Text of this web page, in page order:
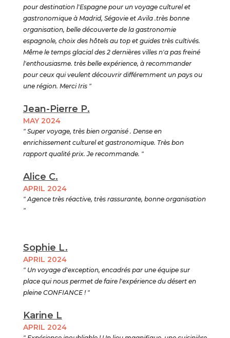
pour destination l'Espagne pour un voyage culturel et
gastronomique à Madrid, Ségovie et Avila .très bonne
organisation, belle découverte de la gastronomie
espagnole, choix des hôtels au top et guides très cultivés.
Même le temps glacial des 2 dernières villes n'a pas freiné
l'enthousiasme. très belle expérience, à recommander
pour ceux qui veulent découvrir différemment un pays ou
une région. Merci Iris "
Jean-Pierre P.
MAY 2024
" Super voyage, très bien organisé . Dense en
enrichissement culturel et gastronomique. Très bon
rapport qualité prix. Je recommande. "
Alice C.
APRIL 2024
" Agence très réactive, très rassurante, bonne organisation
"
Sophie L.
APRIL 2024
" Un voyage d'exception, encadrés par une équipe sur
place qui nous permet de faire l'expérience du désert en
pleine CONFIANCE ! "
Karine L
APRIL 2024